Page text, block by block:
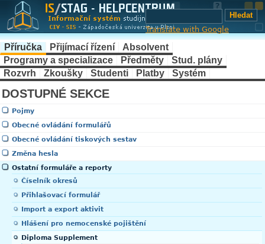
Translate with Google
Příručka Přijímací řízení
Absolvent
Programy a specializace
Předměty
Stud. plány
Rozvrh
Zkoušky Studenti Platby Systém
DOSTUPNÉ SEKCE
Pojmy
Obecné ovládání formulářů
Obecné ovládání tiskových sestav
Změna hesla
Ostatní formuláře a reporty
Číselník okresů
Přihlašovací formulář
Import a export aktivit
Hlášení pro nemocenské pojištění
Diploma Supplement